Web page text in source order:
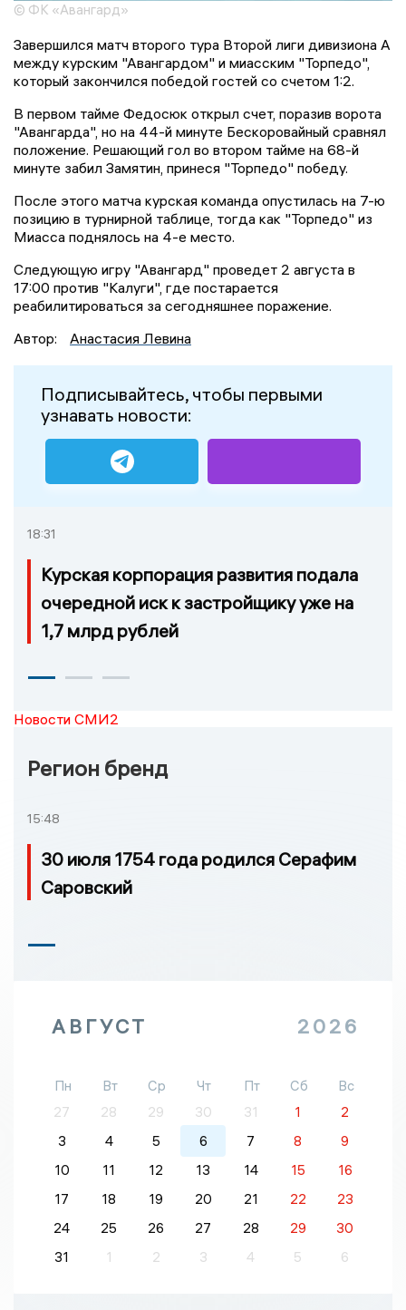
© ФК «Авангард»
Завершился матч второго тура Второй лиги дивизиона А
между курским "Авангардом" и миасским "Торпедо",
который закончился победой гостей со счетом 1:2.
В первом тайме Федосюк открыл счет, поразив ворота
"Авангарда", но на 44-й минуте Бескоровайный сравнял
положение. Решающий гол во втором тайме на 68-й
минуте забил Замятин, принеся "Торпедо" победу.
После этого матча курская команда опустилась на 7-ю
позицию в турнирной таблице, тогда как "Торпедо" из
Миасса поднялось на 4-е место.
Следующую игру "Авангард" проведет 2 августа в
17:00 против "Калуги", где постарается
реабилитироваться за сегодняшнее поражение.
Автор:
Анастасия Левина
Подписывайтесь, чтобы первыми
узнавать новости:
18:31
Курская корпорация развития подала
очередной иск к застройщику уже на
1,7 млрд рублей
Новости СМИ2
Регион бренд
15:48
30 июля 1754 года родился Серафим
Саровский
АВГУСТ 2026
Пн Вт Ср Чт Пт Сб
Вс
27
28 29 30 31 1
2
3
4 5 6 7 8
9
10
11 12 13 14 15
16
17
18 19 20 21 22
23
24
25 26 27 28 29
30
31
1 2 3 4 5 6